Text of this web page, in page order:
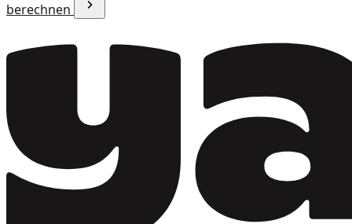
berechnen